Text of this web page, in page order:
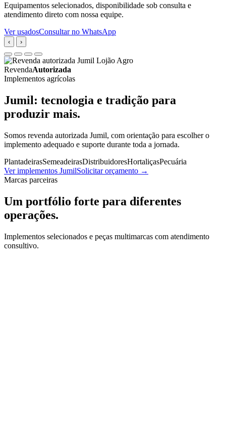
Equipamentos selecionados, disponibilidade sob consulta e
atendimento direto com nossa equipe.
Ver usadosConsultar no WhatsApp
‹ ›
RevendaAutorizada
Implementos agrícolas
Jumil: tecnologia e tradição para
produzir mais.
Somos revenda autorizada Jumil, com orientação para escolher o
implemento adequado e suporte durante toda a jornada.
PlantadeirasSemeadeirasDistribuidoresHortaliçasPecuária
Ver implementos JumilSolicitar orçamento →
Marcas parceiras
Um portfólio forte para diferentes
operações.
Implementos selecionados e peças multimarcas com atendimento
consultivo.